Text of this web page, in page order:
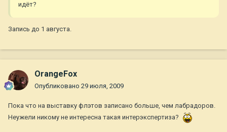
идёт?
Запись до 1 августа.
OrangeFox
Опубликовано 29 июля, 2009
Пока что на выставку флэтов записано больше, чем лабрадоров.
Неужели никому не интересна такая интерэкспертиза?